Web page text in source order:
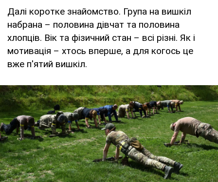
Далі коротке знайомство. Група на вишкіл
набрана – половина дівчат та половина
хлопців. Вік та фізичний стан – всі різні. Як і
мотивація – хтось вперше, а для когось це
вже п'ятий вишкіл.